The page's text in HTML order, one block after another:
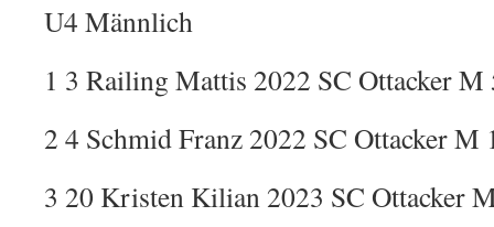
U4 Männlich
1 3 Railing Mattis 2022 SC Ottacker M
2 4 Schmid Franz 2022 SC Ottacker M
3 20 Kristen Kilian 2023 SC Ottacker